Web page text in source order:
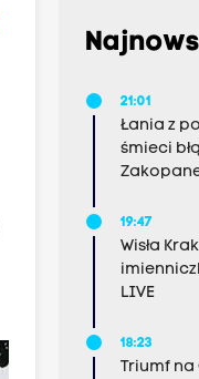
21:01
Łania z
śmieci
19:47
Wisła
LIVE
18:23
Triumf na